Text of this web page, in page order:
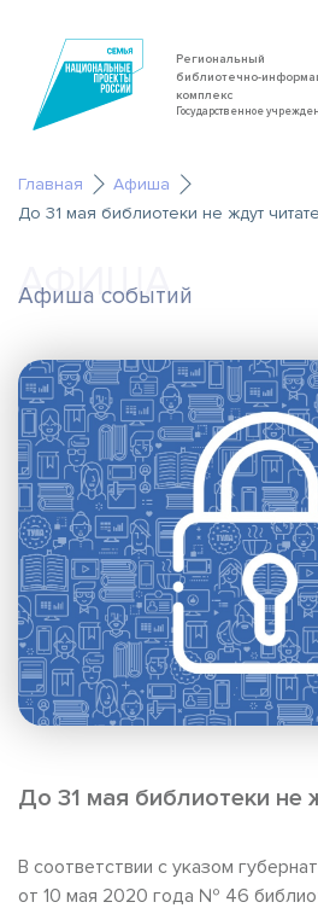
Региональный
библиотечно-
комплекс
Государственное
Главная
Афиша
До 31 мая библиотеки не ждут
Афиша событий
АФИША
До 31 мая библиотеки не
В соответствии с указом
от 10 мая 2020 года № 46